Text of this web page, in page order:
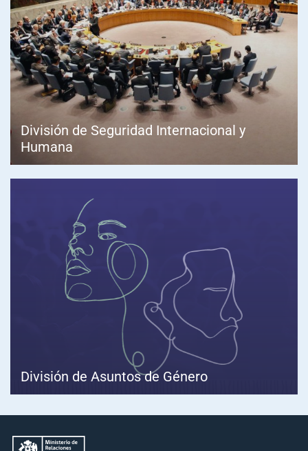
División de Seguridad Internacional y
Humana
División de Asuntos de Género